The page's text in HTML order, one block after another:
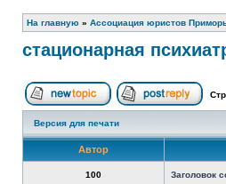
На главную » Ассоциация юристов
стационарная
Начать новую тему
Версия для печати
Автор
100 Заголовок